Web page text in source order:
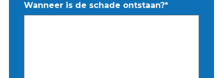
Wanneer is de schade ontstaan?*